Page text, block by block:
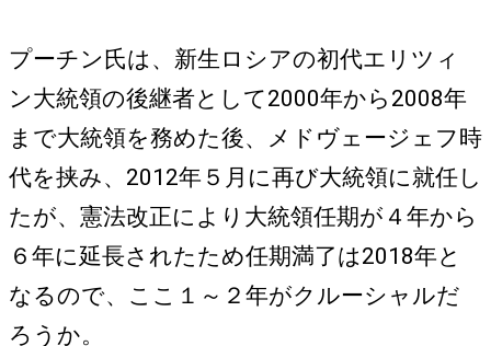
プーチン氏は、新生ロシアの初代エリツィ
ン大統領の後継者として2000年から2008年
まで大統領を務めた後、メドヴェージェフ時
代を挟み、2012年５月に再び大統領に就任し
たが、憲法改正により大統領任期が４年から
６年に延長されたため任期満了は2018年と
なるので、ここ１～２年がクルーシャルだ
ろうか。